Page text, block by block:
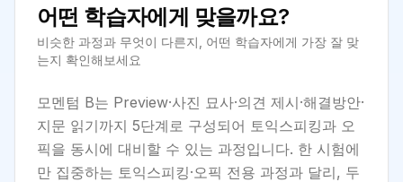
어떤 학습자에게 맞을까요?
비슷한 과정과 무엇이 다른지, 어떤 학습자에게 가장 잘 맞
는지 확인해보세요
모멘텀 B는 Preview·사진 묘사·의견 제시·해결방안·
지문 읽기까지 5단계로 구성되어 토익스피킹과 오
픽을 동시에 대비할 수 있는 과정입니다. 한 시험에
만 집중하는 토익스피킹·오픽 전용 과정과 달리, 두